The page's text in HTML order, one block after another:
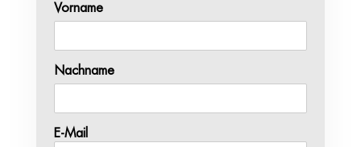
Vorname
Nachname
E-Mail